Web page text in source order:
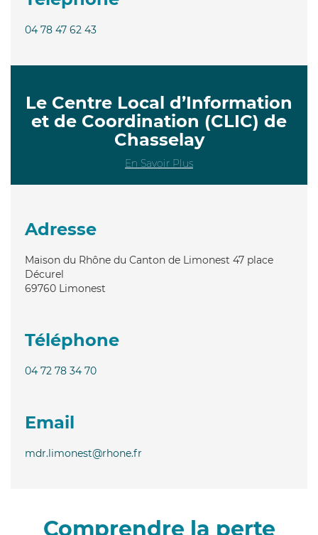
04 78 47 62 43
Le Centre Local d’Information
et de Coordination (CLIC) de
Chasselay
En Savoir Plus
Adresse
Maison du Rhône du Canton de Limonest 47 place
Décurel
69760 Limonest
Téléphone
04 72 78 34 70
Email
mdr.limonest@rhone.fr
Comprendre la perte